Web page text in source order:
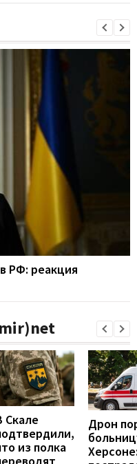
РФ: реакция
Скале
из полка
Дрон